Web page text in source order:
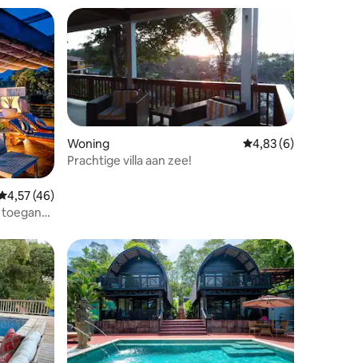
beoordeling van 4,57 uit 5, 46 recensies
4,57 (46)
toegang
Woning Gemiddelde
4,83 (6)
Prachtige villa aan zee!